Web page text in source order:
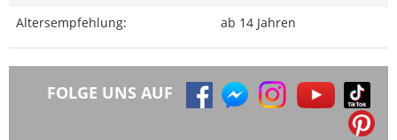
Altersempfehlung:
ab 14 Jahren
FOLGE UNS AUF